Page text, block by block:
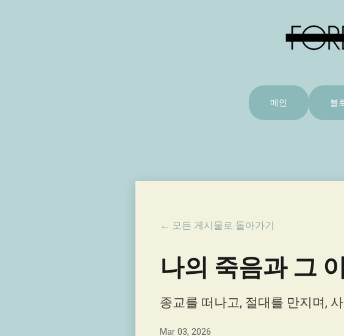
메인 블
← 모든 게시물로 돌아가기
나의 죽음과 그
종교를 떠나고, 절대를 만지며,
Mar 03, 2026